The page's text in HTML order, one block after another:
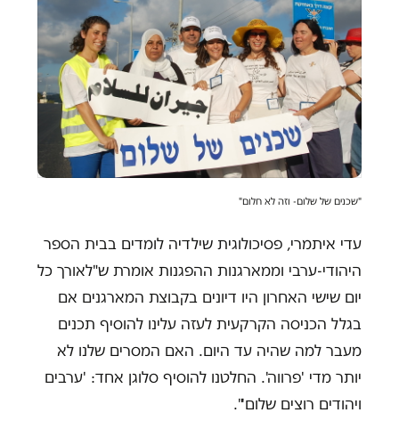
"שכנים של שלום- וזה לא חלום"
עדי איתמרי, פסיכולוגית שילדיה לומדים בבית הספר
היהודי-ערבי וממארגנות ההפגנות אומרת ש"לאורך כל
יום שישי האחרון היו דיונים בקבוצת המארגנים אם
בגלל הכניסה הקרקעית לעזה עלינו להוסיף תכנים
מעבר למה שהיה עד היום. האם המסרים שלנו לא
יותר מדי 'פרווה'. החלטנו להוסיף סלוגן אחד: 'ערבים
ויהודים רוצים שלום'".